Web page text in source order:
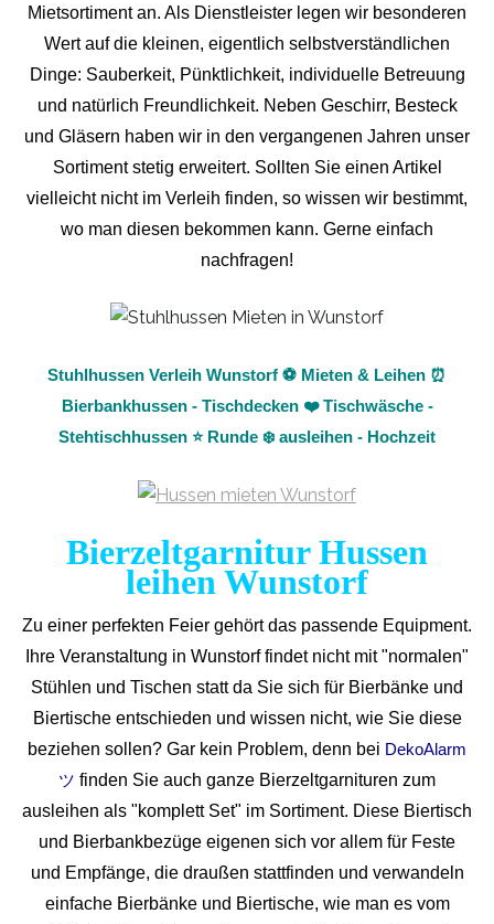
Mietsortiment an. Als Dienstleister legen wir besonderen
Wert auf die kleinen, eigentlich selbstverständlichen
Dinge: Sauberkeit, Pünktlichkeit, individuelle Betreuung
und natürlich Freundlichkeit. Neben Geschirr, Besteck
und Gläsern haben wir in den vergangenen Jahren unser
Sortiment stetig erweitert. Sollten Sie einen Artikel
vielleicht nicht im Verleih finden, so wissen wir bestimmt,
wo man diesen bekommen kann. Gerne einfach
nachfragen!
Stuhlhussen Verleih Wunstorf ⚽ Mieten & Leihen ⏰
Bierbankhussen - Tischdecken ❤️ Tischwäsche -
Stehtischhussen ⭐ Runde ❄️ ausleihen - Hochzeit
Bierzeltgarnitur Hussen
leihen Wunstorf
Zu einer perfekten Feier gehört das passende Equipment.
Ihre Veranstaltung in Wunstorf findet nicht mit "normalen"
Stühlen und Tischen statt da Sie sich für Bierbänke und
Biertische entschieden und wissen nicht, wie Sie diese
beziehen sollen? Gar kein Problem, denn bei DekoAlarm
ツ finden Sie auch ganze Bierzeltgarnituren zum
ausleihen als "komplett Set" im Sortiment. Diese Biertisch
und Bierbankbezüge eigenen sich vor allem für Feste
und Empfänge, die draußen stattfinden und verwandeln
einfache Bierbänke und Biertische, wie man es vom